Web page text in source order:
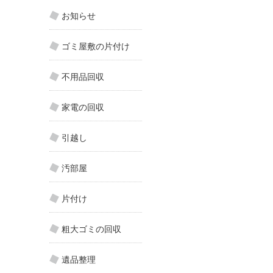
お知らせ
ゴミ屋敷の片付け
不用品回収
家電の回収
引越し
汚部屋
片付け
粗大ゴミの回収
遺品整理